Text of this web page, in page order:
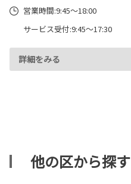
営業時間:9:45～18:00
サービス受付:9:45～17:30
詳細をみる
他の区から探す